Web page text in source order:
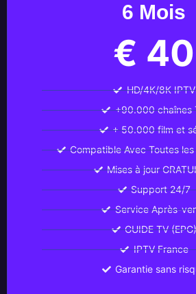
6 Mois
€ 40
HD/4K/8K IPTV
+90.000 chaînes
+ 50.000 film et
Compatible Avec Toutes
Mises à jour
Support 24/7
Service Après-
GUIDE TV
IPTV France
Garantie sans